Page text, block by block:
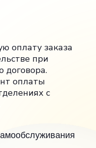
оплату заказа
при
договора.
оплаты
с